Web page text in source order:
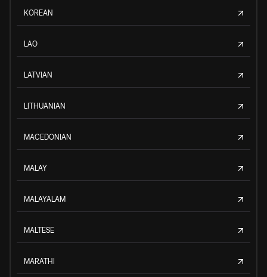
KOREAN
LAO
LATVIAN
LITHUANIAN
MACEDONIAN
MALAY
MALAYALAM
MALTESE
MARATHI